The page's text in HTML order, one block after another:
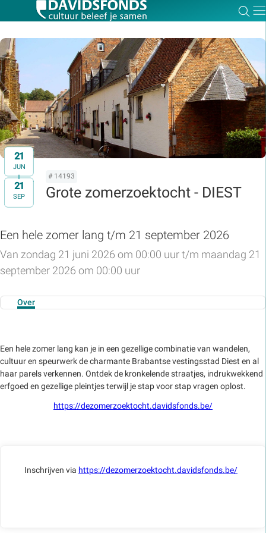
21
JUN
t/m
21
SEP
# 14193
Grote zomerzoektocht - DIEST
Een hele zomer lang t/m 21 september 2026
Van zondag 21 juni 2026 om 00:00 uur t/m maandag 21
september 2026 om 00:00 uur
Over
Een hele zomer lang kan je in een gezellige combinatie van wandelen,
cultuur en speurwerk de charmante Brabantse vestingsstad Diest en al
haar parels verkennen. Ontdek de kronkelende straatjes, indrukwekkend
erfgoed en gezellige pleintjes terwijl je stap voor stap vragen oplost.
https://dezomerzoektocht.davidsfonds.be/
Inschrijven via https://dezomerzoektocht.davidsfonds.be/
Zoek:
Zoeken